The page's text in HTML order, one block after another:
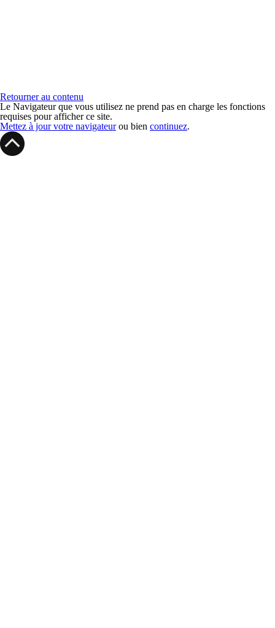
Retourner au contenu
Le Navigateur que vous utilisez ne prend pas en charge les fonctions
requises pour afficher ce site.
Mettez à jour votre navigateurou bien continuez.